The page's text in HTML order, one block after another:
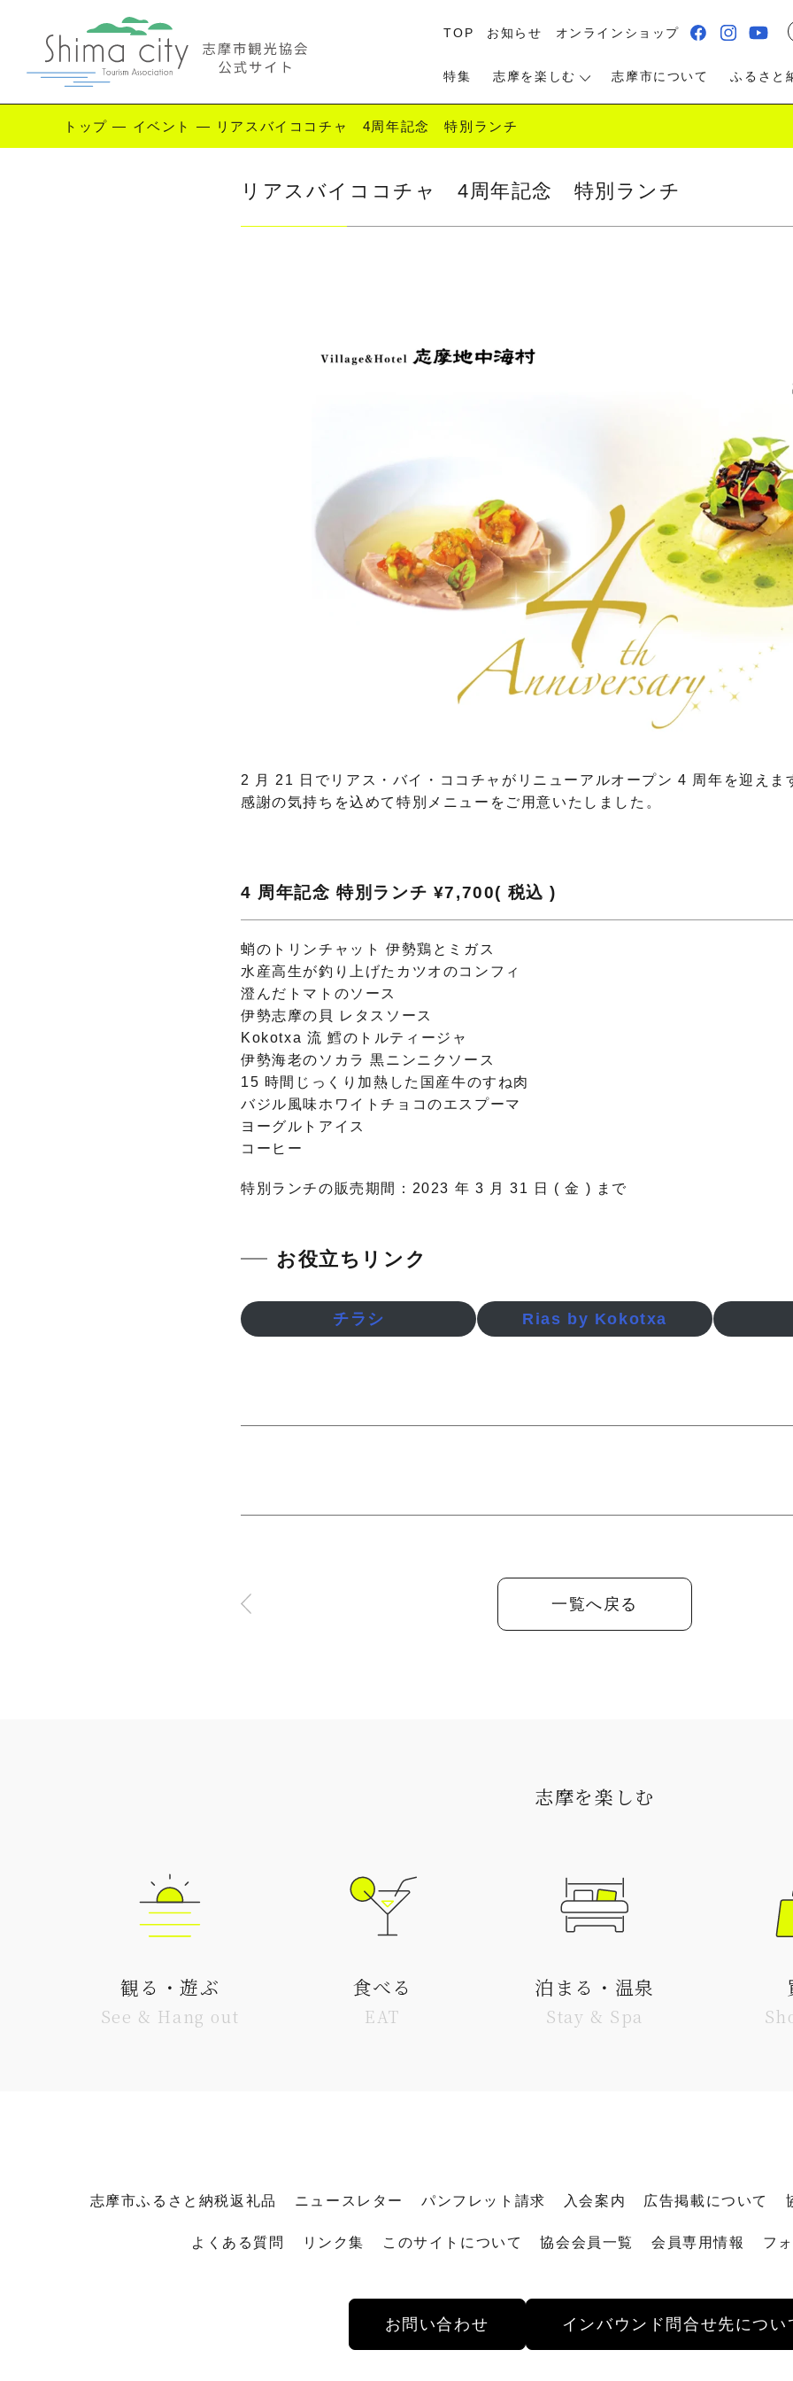
TOP お知らせ オンラインショップ
特集 志摩を楽しむ
Enjoy Shima
志摩市について ふるさと
トップ — イベント — リアスバイココチャ 4周年記念 特別ランチ
リアスバイココチャ 4周年記念 特別ランチ
2 月 21 日でリアス・バイ・ココチャがリニューアルオープン 4 周年を迎えま
感謝の気持ちを込めて特別メニューをご用意いたしました。
4 周年記念 特別ランチ ¥7,700( 税込 )
蛸のトリンチャット 伊勢鶏とミガス
水産高生が釣り上げたカツオのコンフィ
澄んだトマトのソース
伊勢志摩の貝 レタスソース
Kokotxa 流 鱈のトルティージャ
伊勢海老のソカラ 黒ニンニクソース
15 時間じっくり加熱した国産牛のすね肉
バジル風味ホワイトチョコのエスプーマ
ヨーグルトアイス
コーヒー
特別ランチの販売期間：2023 年 3 月 31 日 ( 金 ) まで
お役立ちリンク
チラシ Rias by Kokotxa
一覧へ戻る
志摩を楽しむ
観る・遊ぶ
See & Hang out
食べる
EAT
泊まる・温泉
Stay & Spa
志摩市ふるさと納税返礼品 ニュースレター パンフレット請求 入会案内 広告掲載について
よくある質問 リンク集 このサイトについて 協会会員一覧 会員専用情報 フ
お問い合わせ インバウンド 問合せ先につい